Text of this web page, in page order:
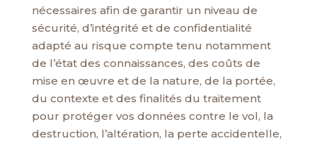
nécessaires afin de garantir un niveau de
sécurité, d’intégrité et de confidentialité
adapté au risque compte tenu notamment
de l’état des connaissances, des coûts de
mise en œuvre et de la nature, de la portée,
du contexte et des finalités du traitement
pour protéger vos données contre le vol, la
destruction, l’altération, la perte accidentelle,